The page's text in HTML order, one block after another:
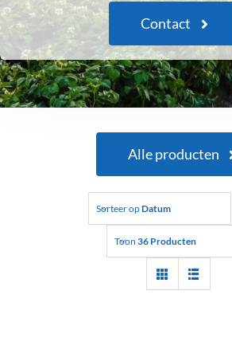
Contact
Alle producten
Sorteer opDatum
Toon 36 Producten